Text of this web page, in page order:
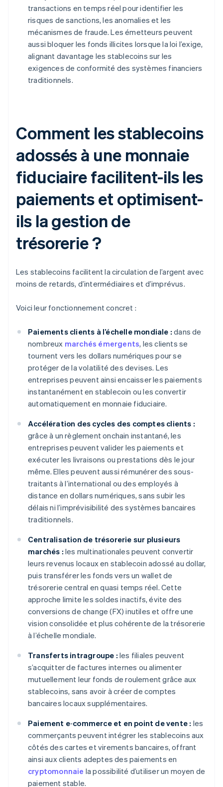
transactions en temps réel pour identifier les
risques de sanctions, les anomalies et les
mécanismes de fraude. Les émetteurs peuvent
aussi bloquer les fonds illicites lorsque la loi l’exige,
alignant davantage les stablecoins sur les
exigences de conformité des systèmes financiers
traditionnels.
Comment les stablecoins
adossés à une monnaie
fiduciaire facilitent-ils les
paiements et optimisent-
ils la gestion de
trésorerie ?
Les stablecoins facilitent la circulation de l’argent avec
moins de retards, d’intermédiaires et d’imprévus.
Voici leur fonctionnement concret :
Paiements clients à l’échelle mondiale : dans de
nombreux marchés émergents, les clients se
tournent vers les dollars numériques pour se
protéger de la volatilité des devises. Les
entreprises peuvent ainsi encaisser les paiements
instantanément en stablecoin ou les convertir
automatiquement en monnaie fiduciaire.
Accélération des cycles des comptes clients :
grâce à un règlement onchain instantané, les
entreprises peuvent valider les paiements et
exécuter les livraisons ou prestations dès le jour
même. Elles peuvent aussi rémunérer des sous-
traitants à l’international ou des employés à
distance en dollars numériques, sans subir les
délais ni l’imprévisibilité des systèmes bancaires
traditionnels.
Centralisation de trésorerie sur plusieurs
marchés : les multinationales peuvent convertir
leurs revenus locaux en stablecoin adossé au dollar,
puis transférer les fonds vers un wallet de
trésorerie central en quasi temps réel. Cette
approche limite les soldes inactifs, évite des
conversions de change (FX) inutiles et offre une
vision consolidée et plus cohérente de la trésorerie
à l’échelle mondiale.
Transferts intragroupe : les filiales peuvent
s’acquitter de factures internes ou alimenter
mutuellement leur fonds de roulement grâce aux
stablecoins, sans avoir à créer de comptes
bancaires locaux supplémentaires.
Paiement e‑commerce et en point de vente : les
commerçants peuvent intégrer les stablecoins aux
côtés des cartes et virements bancaires, offrant
ainsi aux clients adeptes des paiements en
cryptomonnaie la possibilité d’utiliser un moyen de
paiement stable.